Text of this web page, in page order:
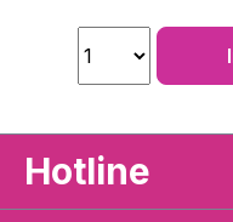
Hotline